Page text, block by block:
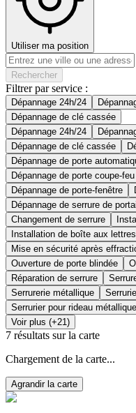
Utiliser ma position
Rechercher
Filtrer par service :
Dépannage 24h/24
Dépannage de clé cassée
Dépannage 24h/24
Dépannage de clé cassée
Dépannage de porte
Dépannage de porte coupe-feu
Dépannage de porte-fenêtre
Dépannage de serrure de portail
Changement de serrure
Installation de boîte aux lettres
Mise en sécurité après
Ouverture de porte blindée
Réparation de serrure
Serrurerie métallique
Serrurier pour rideau métallique
Voir plus (+21)
7 résultats sur la carte
Chargement de la carte...
Agrandir la carte